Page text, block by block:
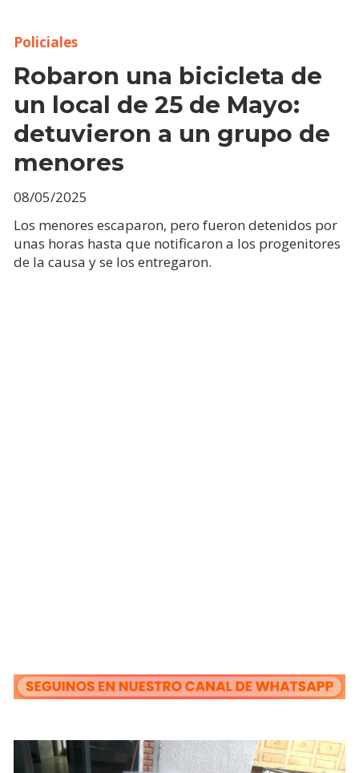
Robaron una bicicleta de
un local de 25 de Mayo:
detuvieron a un grupo de
menores
Los menores escaparon, pero fueron detenidos por
unas horas hasta que notificaron a los progenitores
de la causa y se los entregaron.
Policiales
08/05/2025